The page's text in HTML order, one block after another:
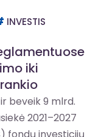
INVESTIS
iki
beveik 9 mlrd.
2021–2027